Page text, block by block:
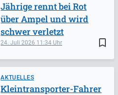
bookmark_border
24. Juli 2026 11:34
Jährige rennt bei Rot
über Ampel und wird
schwer verletzt
AKTUELLES
Kleintransporter-Fahrer